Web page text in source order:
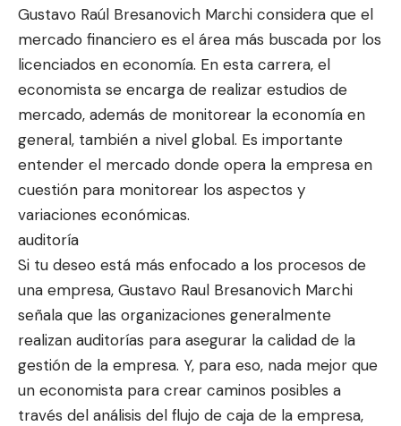
Gustavo Raúl Bresanovich Marchi considera que el
mercado financiero es el área más buscada por los
licenciados en economía. En esta carrera, el
economista se encarga de realizar estudios de
mercado, además de monitorear la economía en
general, también a nivel global. Es importante
entender el mercado donde opera la empresa en
cuestión para monitorear los aspectos y
variaciones económicas.
auditoría
Si tu deseo está más enfocado a los procesos de
una empresa, Gustavo Raul Bresanovich Marchi
señala que las organizaciones generalmente
realizan auditorías para asegurar la calidad de la
gestión de la empresa. Y, para eso, nada mejor que
un economista para crear caminos posibles a
través del análisis del flujo de caja de la empresa,